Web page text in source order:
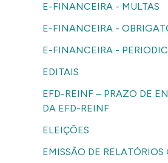
E-FINANCEIRA - MULTAS
E-FINANCEIRA -
E-FINANCEIRA -
EDITAIS
EFD-REINF – PRAZO DE
DA EFD-REINF
ELEIÇÕES
EMISSÃO DE RELATÓRIOS